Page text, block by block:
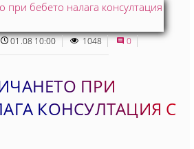
01.08 10:00 1048 0
ПРИ
КОНСУЛТАЦИЯ С